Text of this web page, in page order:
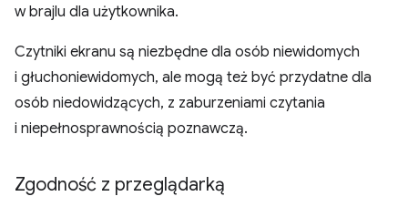
w brajlu dla użytkownika.
Czytniki ekranu są niezbędne dla osób niewidomych
i głuchoniewidomych, ale mogą też być przydatne dla
osób niedowidzących, z zaburzeniami czytania
i niepełnosprawnością poznawczą.
Zgodność z przeglądarką